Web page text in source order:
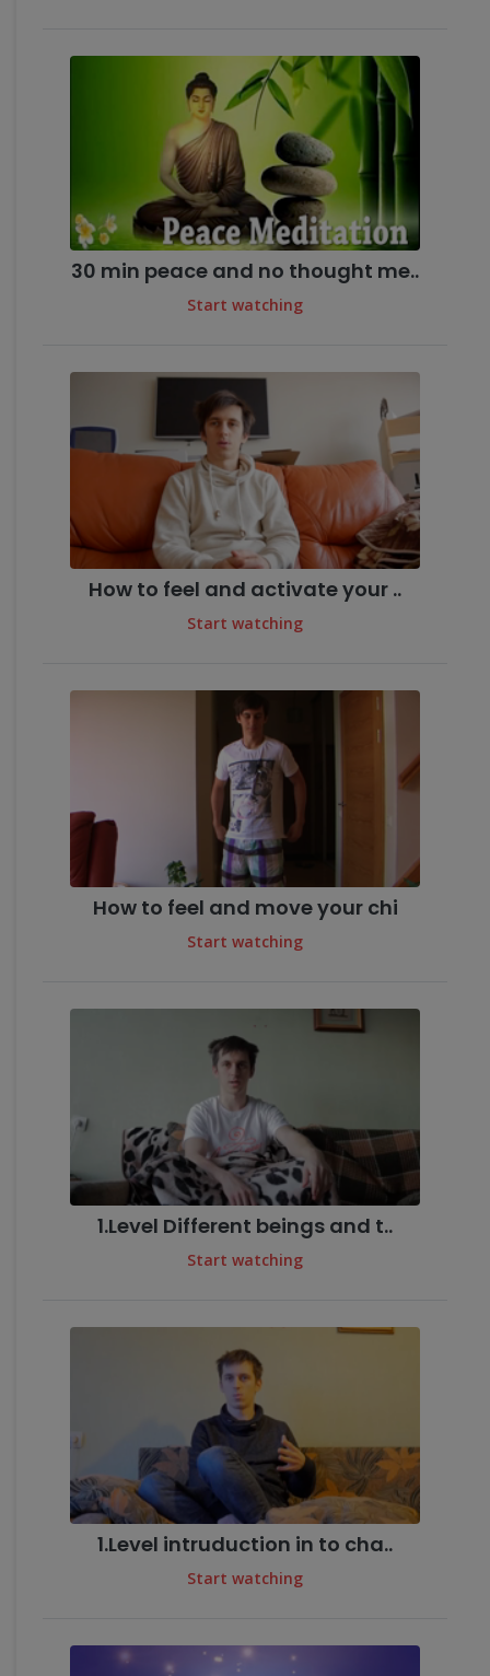
30 min peace and no thought me..
Start watching
How to feel and activate your ..
Start watching
How to feel and move your chi
Start watching
1.Level Different beings and t..
Start watching
1.Level intruduction in to cha..
Start watching